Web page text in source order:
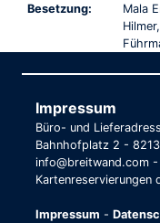
Besetzung:
Mala
Impressum
Büro- und
Bahnhofplatz 2 -
info@breitwand.com -
Kartenreservierungen
Impressum -